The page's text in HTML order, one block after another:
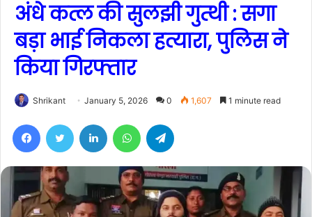
अंधे कत्ल की सुलझी गुत्थी : सगा
बड़ा भाई निकला हत्यारा, पुलिस ने
किया गिरफ्तार
Shrikant January 5, 2026 0 1,607 1 minute read